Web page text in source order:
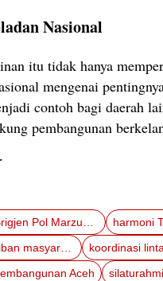
Nasional
itu tidak hanya
mengenai
contoh bagi daerah
pembangunan
Brigjen Pol Marzuki Ali Basyah harmoni
ketertiban masyarakat
Aceh